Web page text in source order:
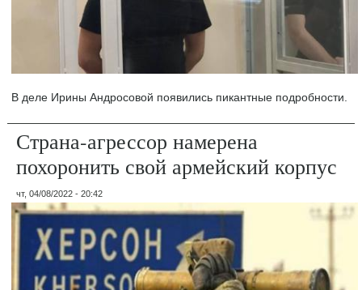
В деле Ирины Андросовой появились пикантные подробности.
Страна-агрессор намерена
похоронить свой армейский корпус
чт, 04/08/2022 - 20:42